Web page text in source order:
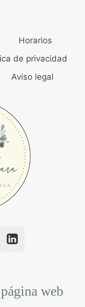
Horarios
de privacidad
Aviso legal
web